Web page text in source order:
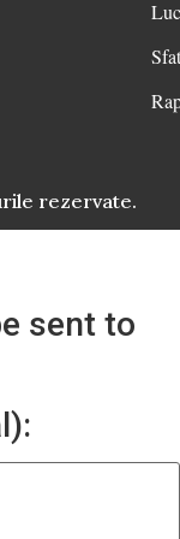
rezervate.
sent to